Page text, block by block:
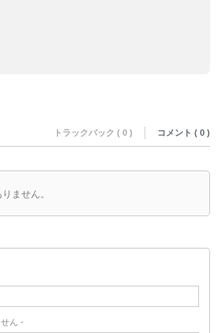
トラックバック ( 0 ) コメント ( 0 )
ません。
ん -